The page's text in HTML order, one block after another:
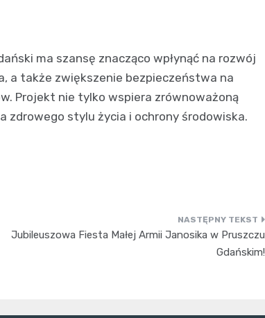
ma szansę znacząco wpłynąć na rozwój
a także zwiększenie bezpieczeństwa na
Projekt nie tylko wspiera zrównoważoną
zdrowego stylu życia i ochrony środowiska.
Jubileuszowa Fiesta Małej Armii Janosika w Pruszczu
Gdańskim!